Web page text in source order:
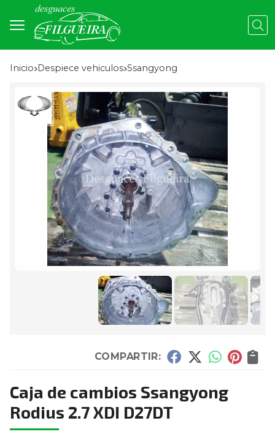
Inicio despiece vehiculos ssangyong
COMPARTIR:
Caja de cambios Ssangyong
Rodius 2.7 XDI D27DT